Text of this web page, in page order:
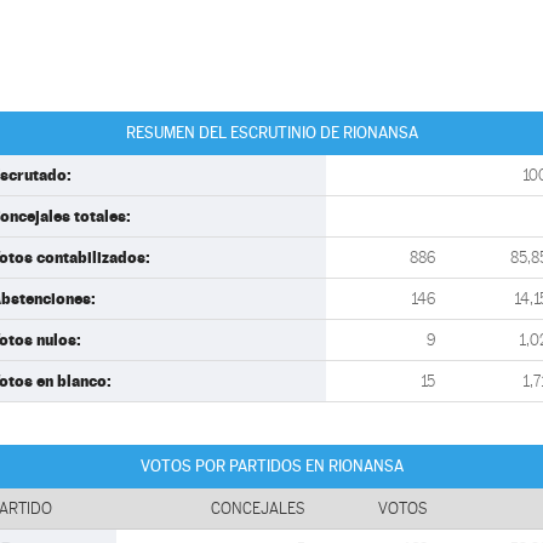
RESUMEN DEL ESCRUTINIO DE RIONANSA
totales:
contabilizados: 886
146
nulos: 9
en blanco: 15
VOTOS POR PARTIDOS EN RIONANSA
CONCEJALES VOTOS